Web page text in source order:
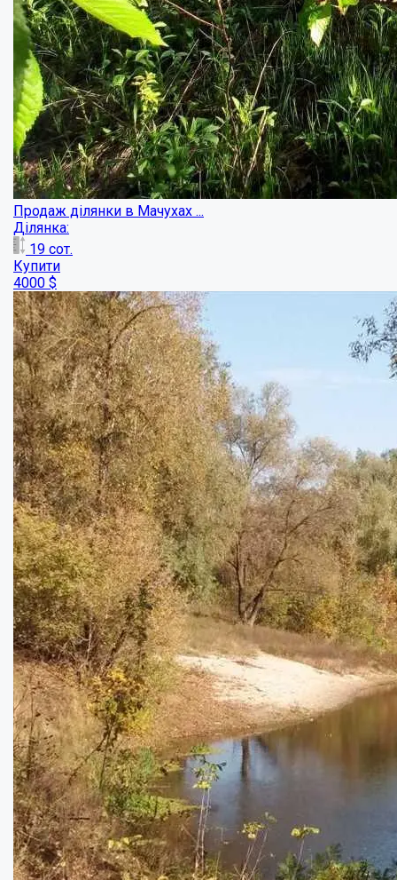
Ділянка за містом поряд з річкою! ...
Ділянка:
8сот.
Купити
3000 $